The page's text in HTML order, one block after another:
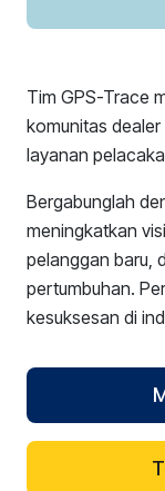
Tim GPS-Trace
komunitas
layanan
Bergabunglah
meningkatkan
pelanggan baru,
pertumbuhan.
kesuksesan di